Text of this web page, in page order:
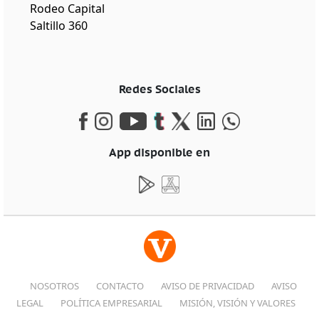
Rodeo Capital
Saltillo 360
Redes Sociales
App disponible en
NOSOTROS CONTACTO AVISO DE PRIVACIDAD
AVISO
LEGAL
POLÍTICA EMPRESARIAL
MISIÓN, VISIÓN Y VALORES